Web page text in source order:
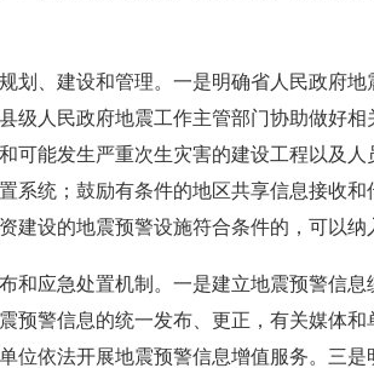
划、建设和管理。一是明确省人民政府
级人民政府地震工作主管部门协助做好
可能发生严重次生灾害的建设工程以及
系统；鼓励有条件的地区共享信息接收
建设的地震预警设施符合条件的，可以纳
和应急处置机制。一是建立地震预警信
预警信息的统一发布、更正，有关媒体
位依法开展地震预警信息增值服务。三